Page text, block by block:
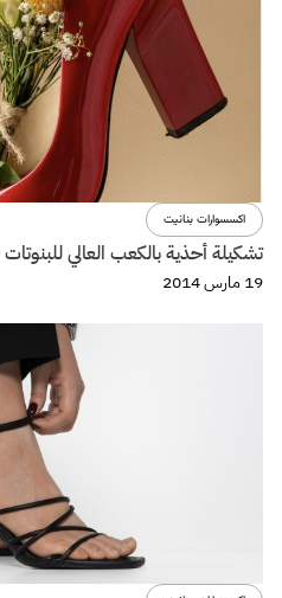
اكسسوارات بنانيت
تشكيلة أحذية بالكعب العالي للبنوتات
19 مارس 2014